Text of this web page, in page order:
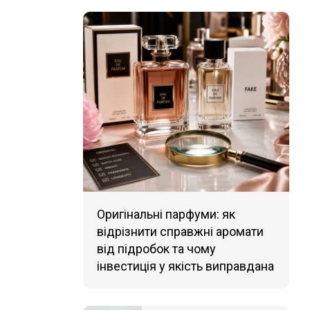
Оригінальні парфуми: як
відрізнити справжні аромати
від підробок та чому
інвестиція у якість виправдана